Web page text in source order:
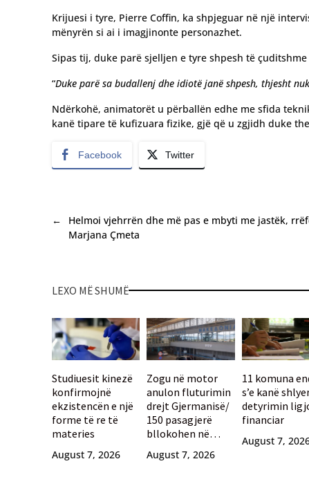
Krijuesi i tyre, Pierre Coffin, ka shpjeguar në një
mënyrën si ai i imagjinonte personazhet.
Sipas tij, duke parë sjelljen e tyre shpesh të
“Duke parë sa budallenj dhe idiotë janë shpesh, thjesht
Ndërkohë, animatorët u përballën edhe me sfida
kanë tipare të kufizuara fizike, gjë që u zgjidh duke
Facebook Twitter
←
Helmoi vjehrrën dhe më pas e mbyti me jastëk,
Marjana Çmeta
LEXO MË SHUMË
Studiuesit kinezë
konfirmojnë
ekzistencën e një
forme të re të
materies
August 7, 2026
Zogu në motor
anulon fluturimin
drejt Gjermanisë/
150 pasagjerë
bllokohen në
Selanikut
August 7, 2026
11 komuna
s’e kanë
detyrimin
financiar
August 7,